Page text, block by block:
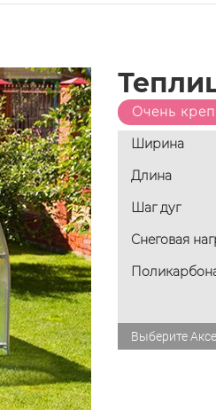
Очень
Ширина
Длина
Шаг дуг
Снеговая
Выберите